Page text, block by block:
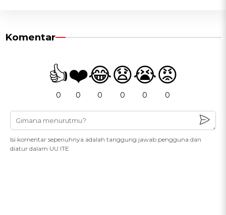
Komentar
👍
0
❤️
0
😂
0
😧
0
😭
0
😡
0
Isi komentar sepenuhnya adalah tanggung jawab pengguna dan
diatur dalam UU ITE